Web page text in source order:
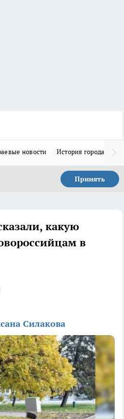
новости История города Н
Принять
какую
в
Силакова